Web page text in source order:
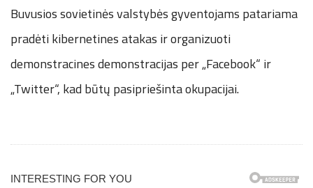
Buvusios sovietinės valstybės gyventojams patariama
pradėti kibernetines atakas ir organizuoti
demonstracines demonstracijas per „Facebook“ ir
„Twitter“, kad būtų pasipriešinta okupacijai.